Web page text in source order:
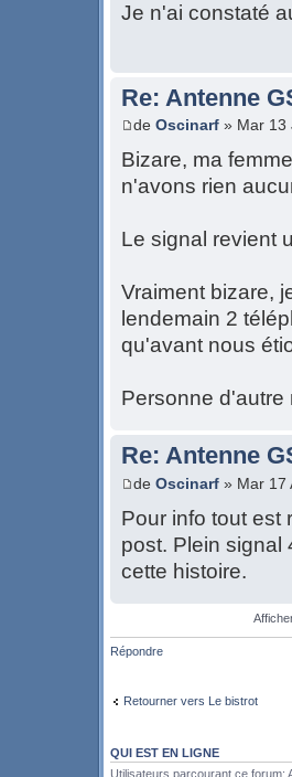
Je n'ai constaté
Re: Antenne
de Oscinarf » Mar 13
Bizare, ma
n'avons rien
Le signal revient
Vraiment bizare,
lendemain 2
qu'avant nous
Personne d'autre
Re: Antenne
de Oscinarf » Mar 17
Pour info tout est
post. Plein signal
cette histoire.
Répondre
Retourner vers Le bistrot
QUI EST EN LIGNE
Utilisateurs parcourant ce forum: